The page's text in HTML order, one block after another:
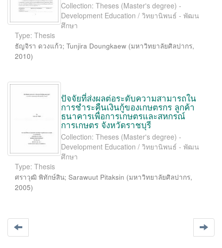
Collection: Theses (Master's degree) -
Development Education / วิทยานิพนธ์ - พัฒน
ศึกษา
Type: Thesis
ธัญจิรา ดวงแก้ว; Tunjira Doungkaew (มหาวิทยาลัยศิลปากร,
2010)
ปัจจัยที่ส่งผลต่อระดับความสามารถใน
การชำระคืนเงินกู้ของเกษตรกร ลูกค้า
ธนาคารเพื่อการเกษตรและสหกรณ์
การเกษตร จังหวัดราชบุรี
Collection: Theses (Master's degree) -
Development Education / วิทยานิพนธ์ - พัฒน
ศึกษา
Type: Thesis
ศราวุฒิ พิทักษ์สิน; Sarawuut Pitaksin (มหาวิทยาลัยศิลปากร,
2005)